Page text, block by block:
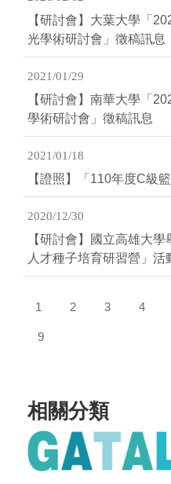
【研討會】大葉大學「
光學術研討會」徵稿訊息
2021/01/29
【研討會】南華大學「
學術研討會」徵稿訊息
2021/01/18
【證照】「110年度C級
2020/12/30
【研討會】國立高雄大
人才種子培育研習營」活
1 2 3 4
9
相關分類